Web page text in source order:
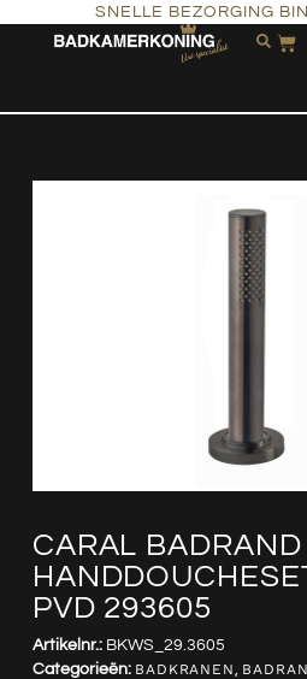
SNELLE BEZORGING
CARAL BADRAND
PVD 293605
Artikelnr.: BKWS_29.3605
Categorieën: BADKRANEN